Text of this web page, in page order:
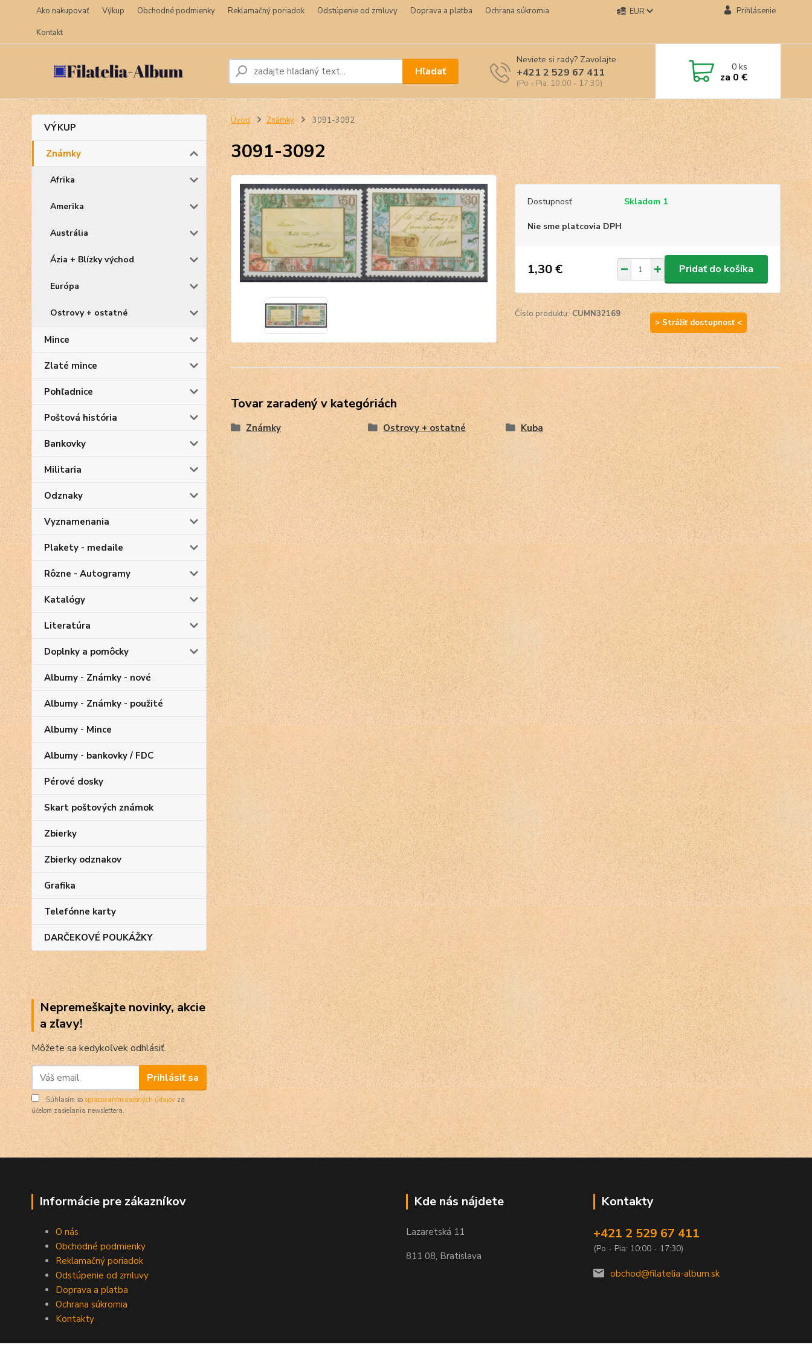
Ako nakupovať Výkup Obchodné podmienky Reklamačný poriadok Odstúpenie od zmluvy Doprava a platba
Ochrana súkromia
Kontakt
EUR Prihlásenie
Hľadať
Neviete si rady? Zavolajte.
+421 2 529 67 411
(Po - Pia: 10:00 - 17:30)
0ks
za 0 €
VÝKUP
Známky
Afrika
Amerika
Austrália
Ázia + Blízky východ
Európa
Ostrovy + ostatné
Mince
Zlaté mince
Pohľadnice
Poštová história
Bankovky
Militaria
Odznaky
Vyznamenania
Plakety - medaile
Rôzne - Autogramy
Katalógy
Literatúra
Doplnky a pomôcky
Albumy - Známky - nové
Albumy - Známky - použité
Albumy - Mince
Albumy - bankovky / FDC
Pérové dosky
Skart poštových známok
Zbierky
Zbierky odznakov
Grafika
Telefónne karty
DARČEKOVÉ POUKÁŽKY
Nepremeškajte novinky, akcie
a zľavy!
Môžete sa kedykoľvek odhlásiť.
Prihlásiť sa
Súhlasím so spracovaním osobných údajov za
účelom zasielania newslettera.
Úvod Známky 3091-3092
3091-3092
Dostupnosť Skladom 1
Nie sme platcovia DPH
1,30 € Pridať do košíka
Číslo produktu: CUMN32169
> Strážiť dostupnosť <
Tovar zaradený v kategóriách
Známky Ostrovy + ostatné Kuba
Informácie pre zákazníkov
O nás
Obchodné podmienky
Reklamačný poriadok
Odstúpenie od zmluvy
Doprava a platba
Ochrana súkromia
Kontakty
Kde nás nájdete
Lazaretská 11
811 08, Bratislava
Kontakty
+421 2 529 67 411
(Po - Pia: 10:00 - 17:30)
obchod@filatelia-album.sk